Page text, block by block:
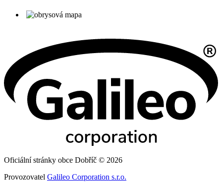
Oficiální stránky obce Dobříč © 2026
Provozovatel Galileo Corporation s.r.o.